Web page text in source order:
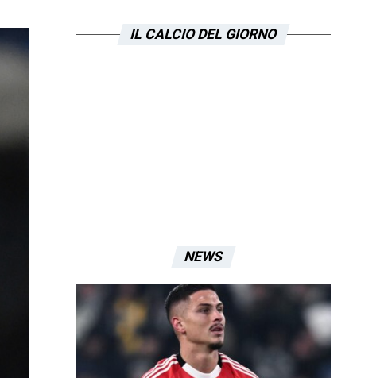
IL CALCIO DEL GIORNO
NEWS